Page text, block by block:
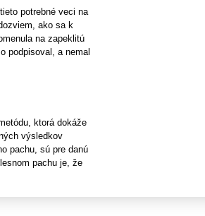
potrebné veci na
ako sa k
na zapeklitú
podpisoval, a nemal
ktorá dokáže
výsledkov
pachu, sú pre danú
pachu je, že